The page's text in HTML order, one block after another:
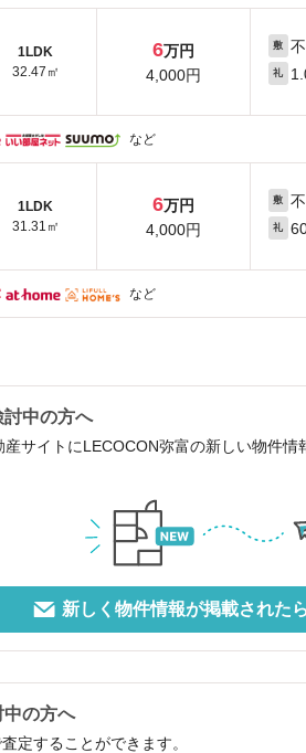
1LDK
32.47㎡
6万円
4,000円
敷
礼
など
1LDK
31.31㎡
6万円
4,000円
敷
礼
など
中の方へ
サイトにLECOCON弥富の新しい物件
新しく物件情報が掲載された
中の方へ
定することができます。